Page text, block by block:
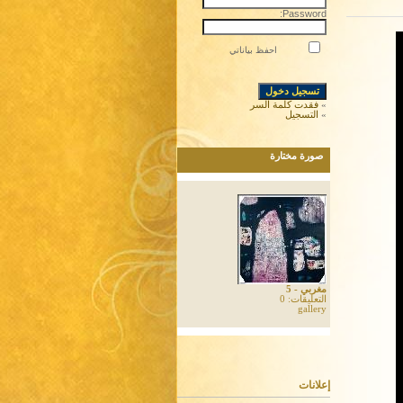
Password:
احفظ بياناتي
» فقدت كلمة السر
» التسجيل
صورة مختارة
مغربي - 5
التعليقات: 0
gallery
إعلانات